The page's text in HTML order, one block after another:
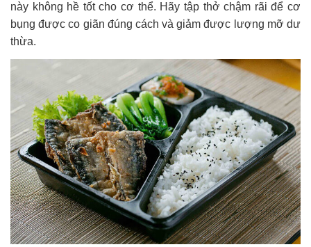
này không hề tốt cho cơ thể. Hãy tập thở chậm rãi để cơ
bụng được co giãn đúng cách và giảm được lượng mỡ dư
thừa.